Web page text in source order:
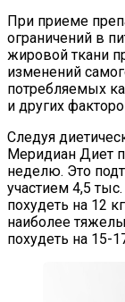
При приеме
ограничений в
жировой ткани
изменений
потребляемых
и других
Следуя
Меридиан Диет
неделю. Это
участием 4,5
похудеть на 12
наиболее
похудеть на 15-